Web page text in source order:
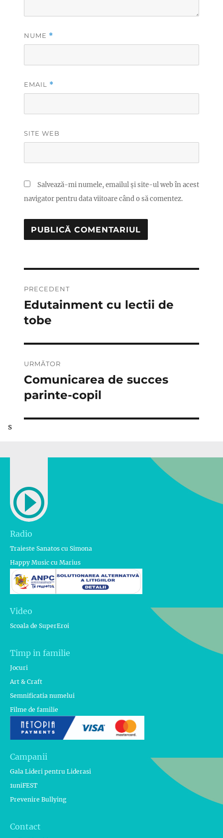
NUME *
EMAIL *
SITE WEB
Salvează-mi numele, emailul și site-ul web în acest
navigator pentru data viitoare când o să comentez.
în
articole
PRECEDENT
Articolul
anterior:
Edutainment cu lectii de
tobe
URMĂTOR
Articolul
următor:
Comunicarea de succes
parinte-copil
s
Radio
Traieste Sanatos cu Simona
Happy Music cu Marius
Video
Scoala de SuperEroi
Timp in familie
Jocuri
Art & Craft
Semnificatia numelui
Filme de familie
Campanii
Gala Lideri pentru Liderasi
1uniFEST
Prevenire Bullying
Contact